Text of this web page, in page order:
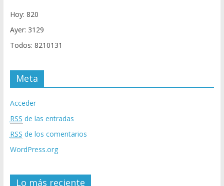
Hoy: 820
Ayer: 3129
Todos: 8210131
Meta
Acceder
RSS de las entradas
RSS de los comentarios
WordPress.org
Lo más reciente